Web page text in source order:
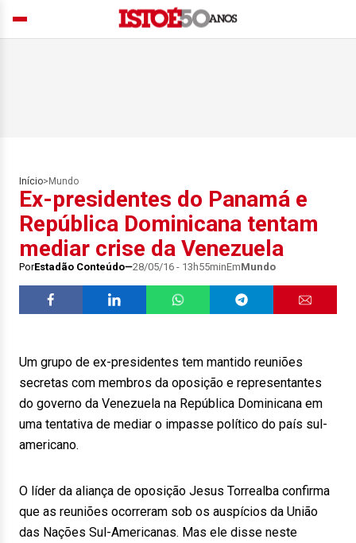
Início> Mundo
Ex-presidentes do Panamá e
República Dominicana tentam
mediar crise da Venezuela
PorEstadão Conteúdo 28/05/16 - 13h55minEmMundo
Um grupo de ex-presidentes tem mantido reuniões
secretas com membros da oposição e representantes
do governo da Venezuela na República Dominicana em
uma tentativa de mediar o impasse político do país sul-
americano.
O líder da aliança de oposição Jesus Torrealba confirma
que as reuniões ocorreram sob os auspícios da União
das Nações Sul-Americanas. Mas ele disse neste